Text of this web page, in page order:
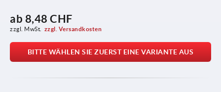
ab 8,48 CHF
zzgl. MwSt. zzgl. Versandkosten
BITTE WÄHLEN SIE ZUERST EINE VARIANTE AUS